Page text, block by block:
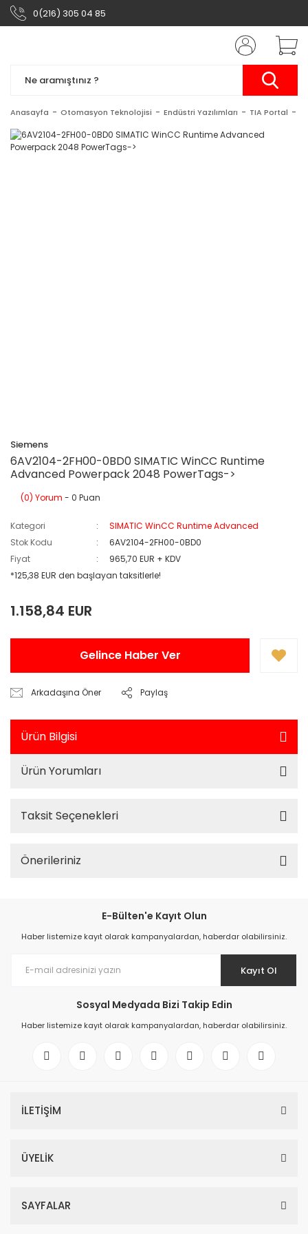
0(216) 305 04 85
Anasayfa Otomasyon Teknolojisi Endüstri Yazılımları TIA Portal
Siemens
6AV2104-2FH00-0BD0 SIMATIC WinCC Runtime
Advanced Powerpack 2048 PowerTags->
(0) Yorum - 0 Puan
Kategori
SIMATIC WinCC Runtime Advanced
Stok Kodu
6AV2104-2FH00-0BD0
Fiyat
965,70 EUR + KDV
*125,38 EUR den başlayan taksitlerle!
1.158,84 EUR
Gelince Haber Ver
Arkadaşına Öner Paylaş
Ürün Bilgisi
Ürün Yorumları
Taksit Seçenekleri
Önerileriniz
E-Bülten'e Kayıt Olun
Haber listemize kayıt olarak kampanyalardan, haberdar olabilirsiniz.
Kayıt Ol
Sosyal Medyada Bizi Takip Edin
Haber listemize kayıt olarak kampanyalardan, haberdar olabilirsiniz.
İLETİŞİM
ÜYELİK
SAYFALAR